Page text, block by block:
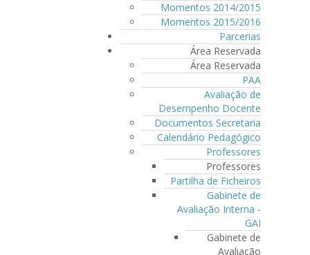
Momentos 2014/2015
Momentos 2015/2016
Parcerias
Área Reservada
Área Reservada
PAA
Avaliação de
Desempenho Docente
Documentos Secretaria
Calendário Pedagógico
Professores
Professores
Partilha de Ficheiros
Gabinete de
Avaliação Interna -
GAI
Gabinete de
Avaliação